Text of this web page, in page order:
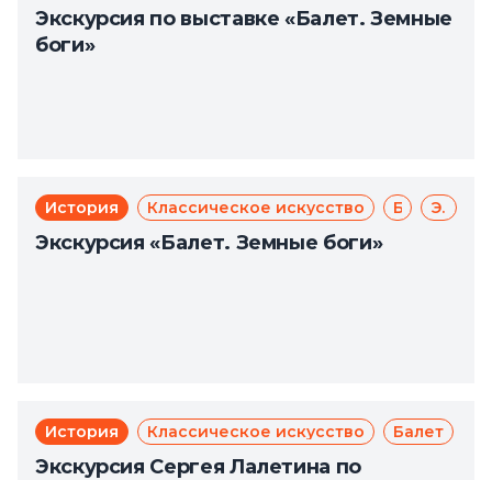
Экскурсия по выставке «Балет. Земные
боги»
История Классическое искусство Балет Экскурсии
Экскурсия «Балет. Земные боги»
История Классическое искусство Балет
Экскурсия Сергея Лалетина по